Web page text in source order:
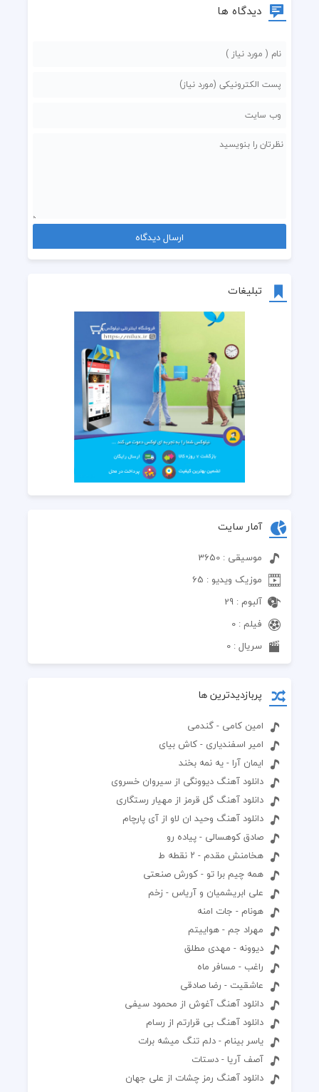
تبلیغات
آمار سایت
موسیقی : 3650
موزیک ویدیو : 65
آلبوم : 29
فیلم : 0
سریال : 0
پربازدیدترین ها
امین کامی - گندمی
امیر اسفندیاری - کاش بیای
ایمان آرا - یه نمه بخند
دانلود آهنگ دیوونگی از سیروان خسروی
دانلود آهنگ گل قرمز از مهیار رستگاری
دانلود آهنگ وحید ان لاو از آی پارچام
صادق کوهسالی - پیاده رو
هخامنش مقدم - ۲ نقطه ط
همه چیم برا تو - کورش صنعتی
علی ابریشمیان و آریاس - زخم
هونام - جات امنه
مهراد جم - هواییتم
دیوونه - مهدی مطلق
راغب - مسافر ماه
عاشقیت - رضا صادقی
دانلود آهنگ آغوش از محمود سیفی
دانلود آهنگ بی قرارتم از رسام
یاسر بینام - دلم تنگ میشه برات
آصف آریا - دستات
دانلود آهنگ رمز چشات از علی جهان
دیدگاه ها